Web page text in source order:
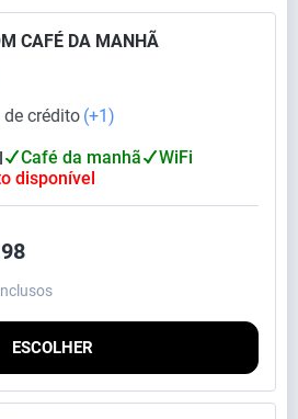
CAFÉ DA MANHÃ
crédito (+1)
Café da manhã
WiFi
disponível
98
ESCOLHER